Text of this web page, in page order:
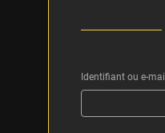
Identifiant ou e-mail